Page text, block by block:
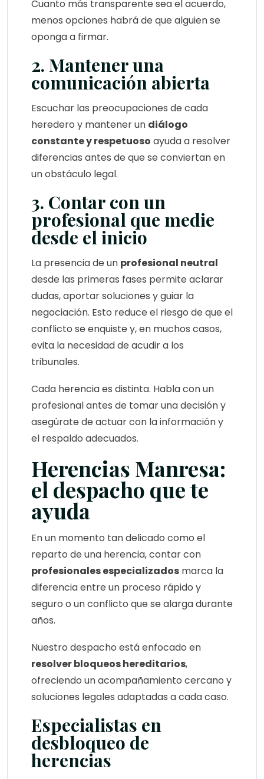
Cuanto más transparente sea el acuerdo,
menos opciones habrá de que alguien se
oponga a firmar.
2. Mantener una
comunicación abierta
Escuchar las preocupaciones de cada
heredero y mantener un diálogo
constante y respetuoso ayuda a resolver
diferencias antes de que se conviertan en
un obstáculo legal.
3. Contar con un
profesional que medie
desde el inicio
La presencia de un profesional neutral
desde las primeras fases permite aclarar
dudas, aportar soluciones y guiar la
negociación. Esto reduce el riesgo de que el
conflicto se enquiste y, en muchos casos,
evita la necesidad de acudir a los
tribunales.
Cada herencia es distinta. Habla con un
profesional antes de tomar una decisión y
asegúrate de actuar con la información y
el respaldo adecuados.
Herencias Manresa:
el despacho que te
ayuda
En un momento tan delicado como el
reparto de una herencia, contar con
profesionales especializados marca la
diferencia entre un proceso rápido y
seguro o un conflicto que se alarga durante
años.
Nuestro despacho está enfocado en
resolver bloqueos hereditarios,
ofreciendo un acompañamiento cercano y
soluciones legales adaptadas a cada caso.
Especialistas en
desbloqueo de
herencias